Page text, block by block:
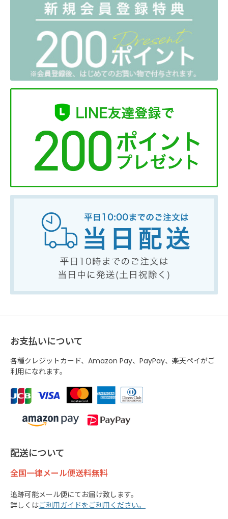
お支払いについて
各種クレジットカード、Amazon Pay、PayPay、楽天ペイがご
利用になれます。
配送について
全国一律メール便送料無料
追跡可能メール便にてお届け致します。
詳しくはご利用ガイドをご利用ください。